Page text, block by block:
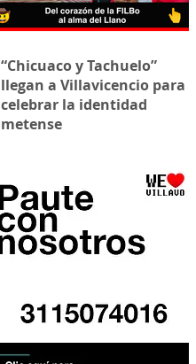
“Chicuaco y Tachuelo”
llegan a Villavicencio para
celebrar la identidad
metense